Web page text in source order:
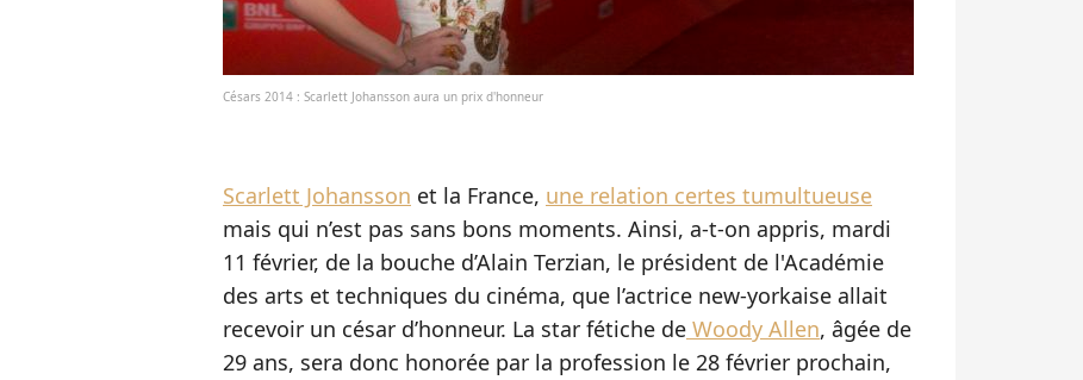
Césars 2014 : Scarlett Johansson aura un prix d'honneur
Scarlett Johansson et la France, une relation certes tumultueuse
mais qui n’est pas sans bons moments. Ainsi, a-t-on appris, mardi
11 février, de la bouche d’Alain Terzian, le président de l'Académie
des arts et techniques du cinéma, que l’actrice new-yorkaise allait
recevoir un césar d’honneur. La star fétiche de Woody Allen, âgée de
29 ans, sera donc honorée par la profession le 28 février prochain,